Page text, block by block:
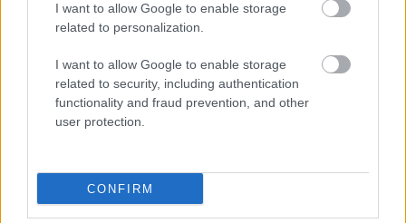
I want to allow Google to enable storage
related to personalization.
I want to allow Google to enable storage
related to security, including authentication
functionality and fraud prevention, and other
user protection.
CONFIRM
ΑΣΕΠ: Εξ αποστάσεως η πιο Εύκολη
Πιστοποίηση Υπολογιστών σε 2
μέρες
Μάθε πρώτος όλες τις σημαντικές
ειδήσεις.